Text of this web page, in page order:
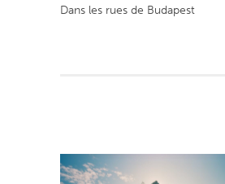
Dans les rues de Budapest